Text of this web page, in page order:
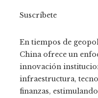
Suscríbete
En tiempos de
China ofrece un
innovación
infraestructura,
finanzas,